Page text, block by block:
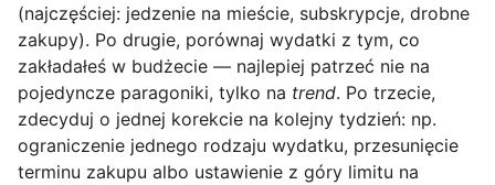
(najczęściej: jedzenie na mieście, subskrypcje, drobne
zakupy). Po drugie, porównaj wydatki z tym, co
zakładałeś w budżecie — najlepiej patrzeć nie na
pojedyncze paragoniki, tylko na trend. Po trzecie,
zdecyduj o jednej korekcie na kolejny tydzień: np.
ograniczenie jednego rodzaju wydatku, przesunięcie
terminu zakupu albo ustawienie z góry limitu na